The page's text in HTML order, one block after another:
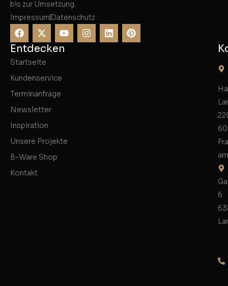
bis zur Umsetzung.
Impressum Datenschutz
Entdecken
Startseite
Kundenservice
Terminanfrage
Newsletter
Inspiration
Unsere Projekte
B-Ware Shop
Kontakt
6